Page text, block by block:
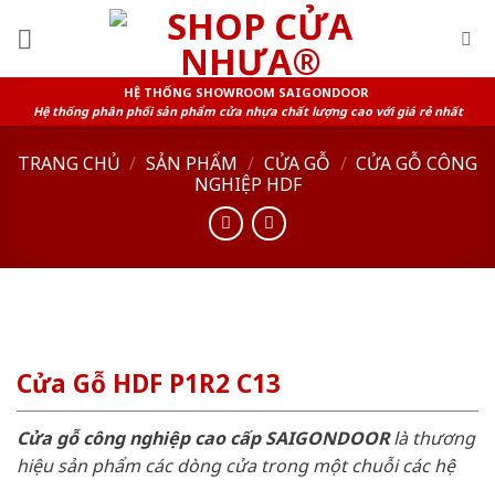
HỆ THỐNG SHOWROOM SAIGONDOOR
Hệ thống phân phối sản phẩm cửa nhựa chất lượng cao với giá rẻ nhất
TRANG CHỦ / SẢN PHẨM / CỬA GỖ / CỬA GỖ CÔNG
NGHIỆP HDF
Cửa Gỗ HDF P1R2 C13
Cửa gỗ công nghiệp cao cấp SAIGONDOORlà thương
hiệu sản phẩm các dòng cửa trong một chuỗi các hệ